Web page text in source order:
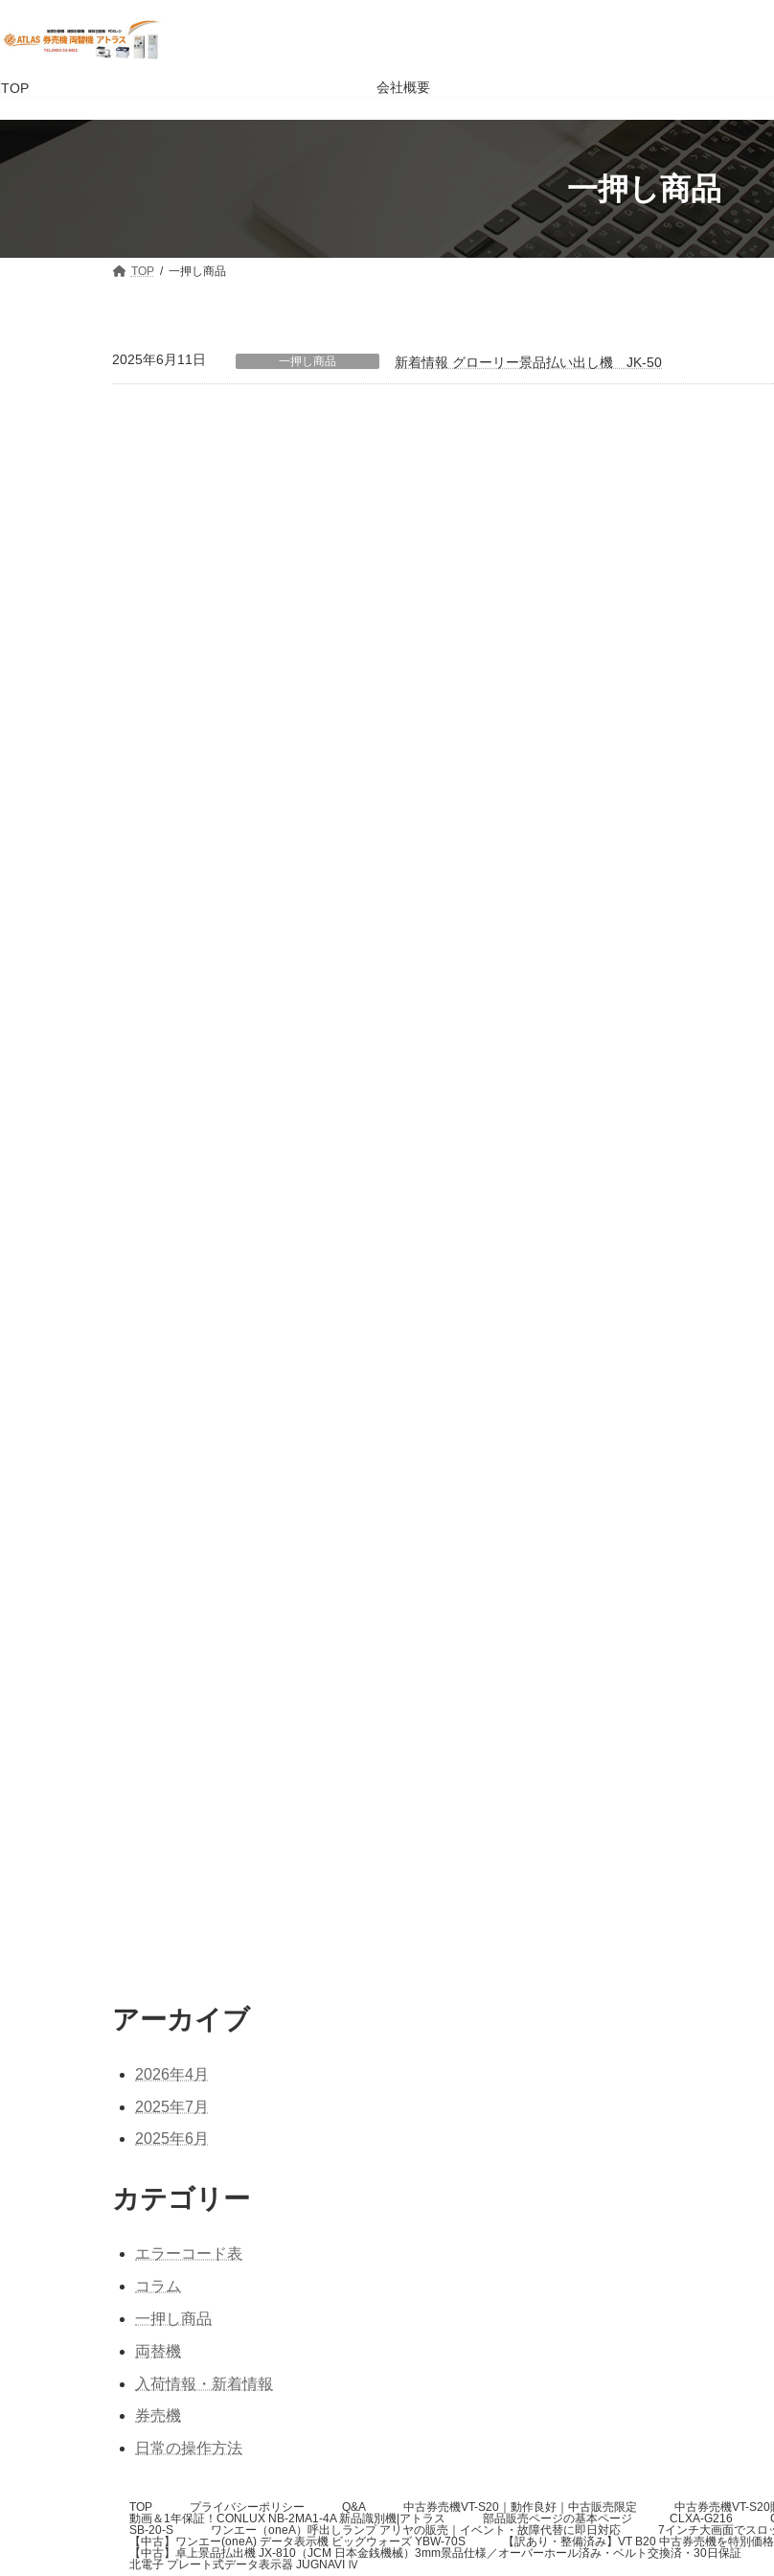
テ
ツ
ッ
ゲ
シ
移
TOP 会社概要
一押し商品
TOP 一押し商品
2025年6月11日 一押し商品 新着情報 グローリー景品払い出し機 JK-50
アーカイブ
2026年4月
2025年7月
2025年6月
カテゴリー
エラーコード表
コラム
一押し商品
両替機
入荷情報・新着情報
券売機
日常の操作方法
TOP プライバシーポリシー Q&A 中古券売機VT-S20｜動作良好｜中古販売限定
中古券売機VT-S20
動画＆1年保証！CONLUX NB-2MA1-4A 新品識別機|アトラス
部品販売ページの基本ページ CLXA-G216
SB-20-S
ワンエー（oneA）呼出しランプ アリヤの販売｜イベント・故障代替に即日対応
7インチ大画面でスロ
【中古】ワンエー(oneA) データ表示機 ビッグウォーズ YBW-70S
【訳あり・整備済み】VT B20 中古券売機を特別価
【中古】卓上景品払出機 JX-810（JCM 日本金銭機械）3mm景品仕様／オーバーホール済み・ベルト交換済・30日保証
北電子 プレート式データ表示器 JUGNAVI Ⅳ